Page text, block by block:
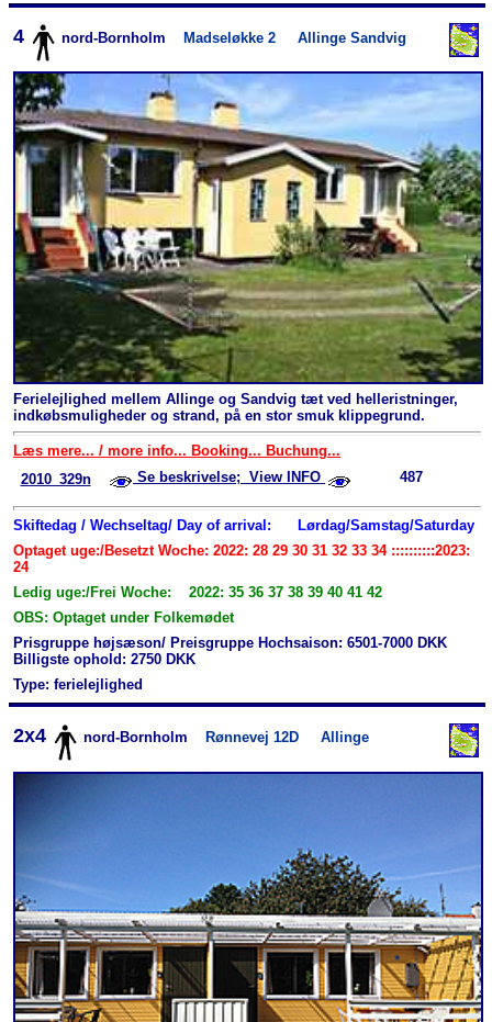
4 nord-Bornholm Madseløkke 2 Allinge Sandvig
Ferielejlighed mellem Allinge og Sandvig tæt ved helleristninger,
indkøbsmuligheder og strand, på en stor smuk klippegrund.
Læs mere... / more info... Booking... Buchung...
2010_329n
Se beskrivelse; View INFO 487
Skiftedag / Wechseltag/ Day of arrival:
Lørdag/Samstag/Saturday
Optaget uge:/Besetzt Woche: 2022: 28 29 30 31 32 33 34 ::::::::::2023:
24
Ledig uge:/Frei Woche: 2022: 35 36 37 38 39 40 41 42
OBS: Optaget under Folkemødet
Prisgruppe højsæson/ Preisgruppe Hochsaison: 6501-7000 DKK
Billigste ophold: 2750 DKK
Type: ferielejlighed
2x4 nord-Bornholm Rønnevej 12D Allinge